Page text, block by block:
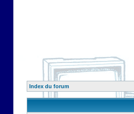
Index du forum